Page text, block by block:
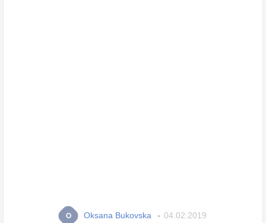
O Oksana Bukovska 04.02.2019